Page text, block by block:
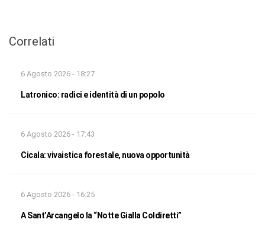
Correlati
6 Agosto 2026 - 18:27
Latronico: radici e identità di un popolo
6 Agosto 2026 - 17:43
Cicala: vivaistica forestale, nuova opportunità
6 Agosto 2026 - 16:25
A Sant’Arcangelo la “Notte Gialla Coldiretti”